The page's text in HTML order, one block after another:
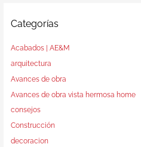
Categorías
Acabados | AE&M
arquitectura
Avances de obra
Avances de obra vista hermosa home
consejos
Construcción
decoracion